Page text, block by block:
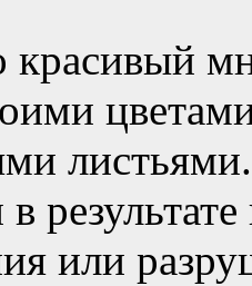
красивый
или